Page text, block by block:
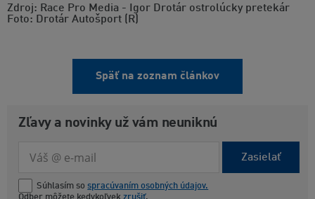
Zdroj: Race Pro Media - Igor Drotár ostrolúcky pretekár
Foto: Drotár Autošport (R)
Späť na zoznam článkov
Zľavy a novinky už vám neuniknú
Zasielať
Súhlasím so spracúvaním osobných údajov.